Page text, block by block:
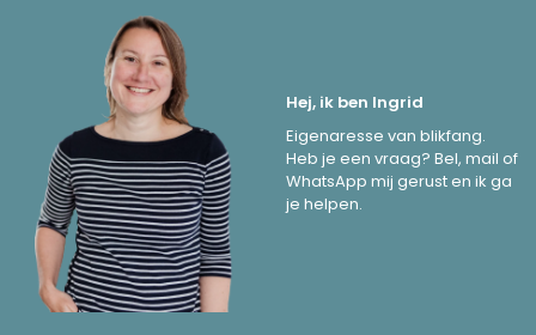
Hej, ik ben Ingrid
Eigenaresse van blikfang.
Heb je een vraag? Bel, mail of
WhatsApp mij gerust en ik ga
je helpen.